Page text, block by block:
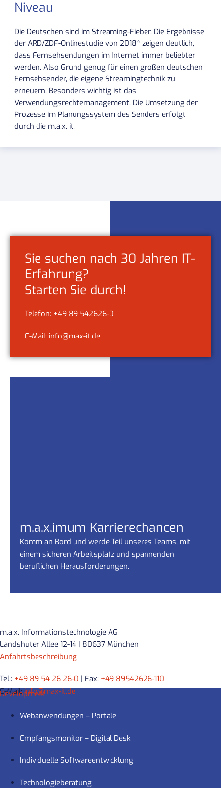
Niveau
Die Deutschen sind im Streaming-Fieber. Die Ergebnisse
der ARD/ZDF-Onlinestudie von 2018* zeigen deutlich,
dass Fernsehsendungen im Internet immer beliebter
werden. Also Grund genug für einen großen deutschen
Fernsehsender, die eigene Streamingtechnik zu
erneuern. Besonders wichtig ist das
Verwendungsrechtemanagement. Die Umsetzung der
Prozesse im Planungssystem des Senders erfolgt
durch die m.a.x. it.
Sie suchen nach 30 Jahren IT-
Erfahrung?
Starten Sie durch!
Telefon: +49 89 542626-0
E-Mail: info@max-it.de
m.a.x.imum Karrierechancen
Komm an Bord und werde Teil unseres Teams, mit
einem sicheren Arbeitsplatz und spannenden
beruflichen Herausforderungen.
m.a.x. Informationstechnologie AG
Landshuter Allee 12-14 | 80637 München
Anfahrtsbeschreibung
Tel.: +49 89 54 26 26-0 | Fax: +49 89542626-110
E-Mail:info@max-it.de
Development
Webanwendungen – Portale
Empfangsmonitor – Digital Desk
Individuelle Softwareentwicklung
Technologieberatung